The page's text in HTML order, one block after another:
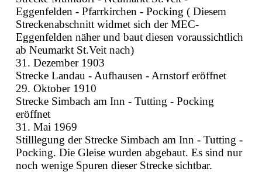
Eggenfelden - Pfarrkirchen - Pocking ( Diesem
Streckenabschnitt widmet sich der MEC-
Eggenfelden näher und baut diesen voraussichtlich
ab Neumarkt St.Veit nach)
31. Dezember 1903
Strecke Landau - Aufhausen - Arnstorf eröffnet
29. Oktober 1910
Strecke Simbach am Inn - Tutting - Pocking
eröffnet
31. Mai 1969
Stilllegung der Strecke Simbach am Inn - Tutting -
Pocking. Die Gleise wurden abgebaut. Es sind nur
noch wenige Spuren dieser Strecke sichtbar.